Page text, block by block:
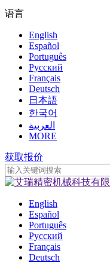
语言
English
Español
Português
Pусский
Français
Deutsch
日本語
한국어
العربية
MORE
获取报价
English
Español
Português
Pусский
Français
Deutsch